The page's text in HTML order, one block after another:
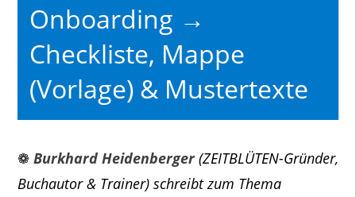
Onboarding →
Checkliste, Mappe
(Vorlage) & Mustertexte
❁ Burkhard Heidenberger(ZEITBLÜTEN-Gründer,
Buchautor & Trainer) schreibt zum Thema